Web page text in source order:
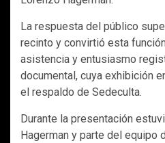
La respuesta del público
recinto y convirtió esta
asistencia y entusiasmo
documental, cuya exhibición
el respaldo de Sedeculta.
Durante la presentación
Hagerman y parte del equipo